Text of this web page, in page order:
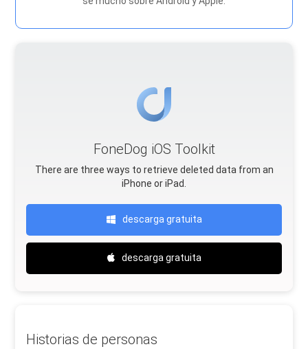
FoneDog iOS Toolkit
There are three ways to retrieve deleted data from an
iPhone or iPad.
descarga gratuita
descarga gratuita
Historias de personas